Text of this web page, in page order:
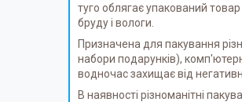
туго облягає упакований
бруду і вологи.
Призначена для пакування
набори подарунків),
водночас захищає від
В наявності різноманітні